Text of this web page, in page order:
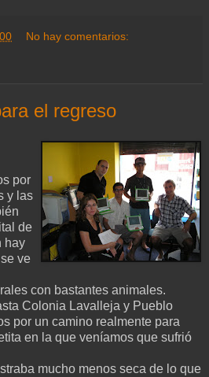
No hay comentarios:
el regreso
por
y las
de
hay
ve
con bastantes animales.
Colonia Lavalleja y Pueblo
por un camino realmente para
en la que veníamos que sufrió
mucho menos seca de lo que